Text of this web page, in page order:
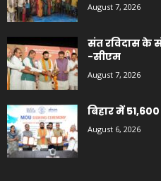
August 7, 2026
संत रविदास के
-सीएम
August 7, 2026
बिहार में
August 6, 2026